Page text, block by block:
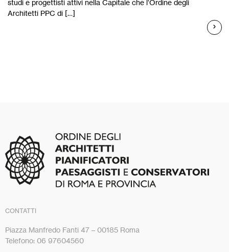
studi e progettisti attivi nella Capitale che l’Ordine degli
Architetti PPC di […]
CONTATTI
Piazza Manfredo Fanti 47 – 00185 Roma
Telefono: 06 97604560